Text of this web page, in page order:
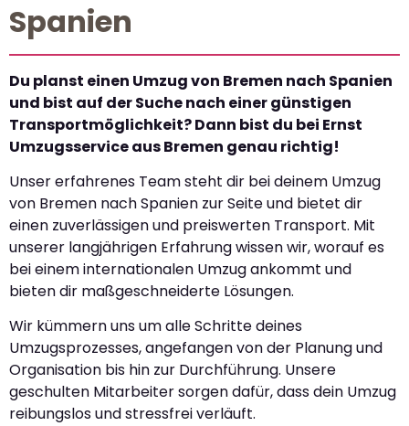
Spanien
Du planst einen Umzug von Bremen nach Spanien
und bist auf der Suche nach einer günstigen
Transportmöglichkeit? Dann bist du bei Ernst
Umzugsservice aus Bremen genau richtig!
Unser erfahrenes Team steht dir bei deinem Umzug
von Bremen nach Spanien zur Seite und bietet dir
einen zuverlässigen und preiswerten Transport. Mit
unserer langjährigen Erfahrung wissen wir, worauf es
bei einem internationalen Umzug ankommt und
bieten dir maßgeschneiderte Lösungen.
Wir kümmern uns um alle Schritte deines
Umzugsprozesses, angefangen von der Planung und
Organisation bis hin zur Durchführung. Unsere
geschulten Mitarbeiter sorgen dafür, dass dein Umzug
reibungslos und stressfrei verläuft.